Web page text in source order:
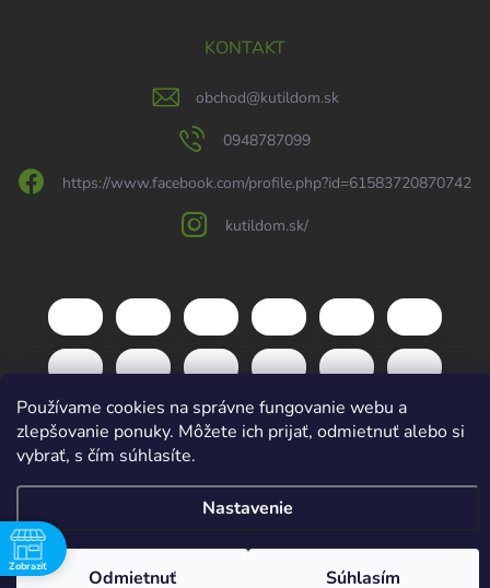
Používame cookies na správne fungovanie webu a
zlepšovanie ponuky. Môžete ich prijať, odmietnuť alebo si
vybrať, s čím súhlasíte.
Nastavenie
Odmietnuť Súhlasím
KONTAKT
obchod@kutildom.sk
0948787099
https://www.facebook.com/profile.php?id=61583720870742
kutildom.sk/
Vytvoril Shoptet
. Všetky práva vyhradené.
cookies
Zobraziť